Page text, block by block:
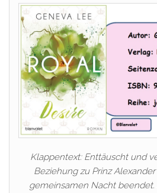
Klappentext: Enttäuscht und
Beziehung zu Prinz
gemeinsamen Nacht beendet.